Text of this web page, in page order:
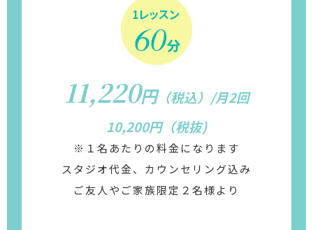
11,220円（税込）/月2回
10,200円（税抜)
※１名あたりの料金になります
スタジオ代金、カウンセリング込み
ご友人やご家族限定２名様より